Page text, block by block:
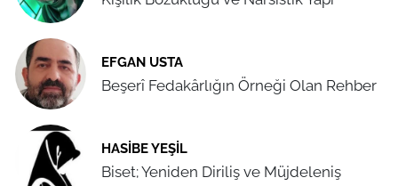
EFGAN USTA
Beşerî Fedakârlığın Örneği Olan Rehber
HASIBE YEŞIL
Biset; Yeniden Diriliş ve Müjdeleniş